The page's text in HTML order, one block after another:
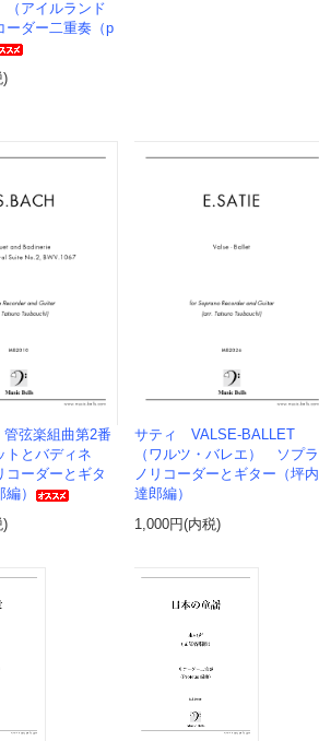
（アイルランド
ダー二重奏（p
)
弦楽組曲第2番
トとバディネ
ーダーとギタ
）
)
サティ VALSE-BALLET
（ワルツ・バレエ） ソプラ
ノリコーダーとギター（坪内
達郎編）
1,000円(内税)